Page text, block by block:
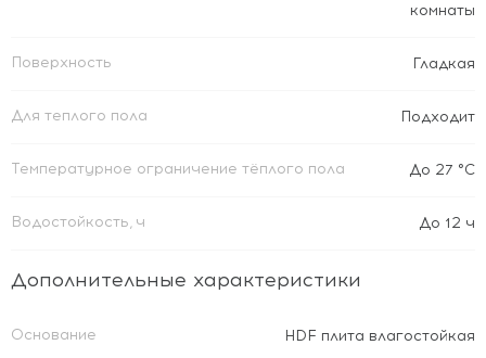
комнаты
Поверхность Гладкая
Для теплого пола Подходит
Температурное ограничение тёплого пола До 27 °C
Водостойкость, ч До 12 ч
Дополнительные характеристики
Основание HDF плита влагостойкая